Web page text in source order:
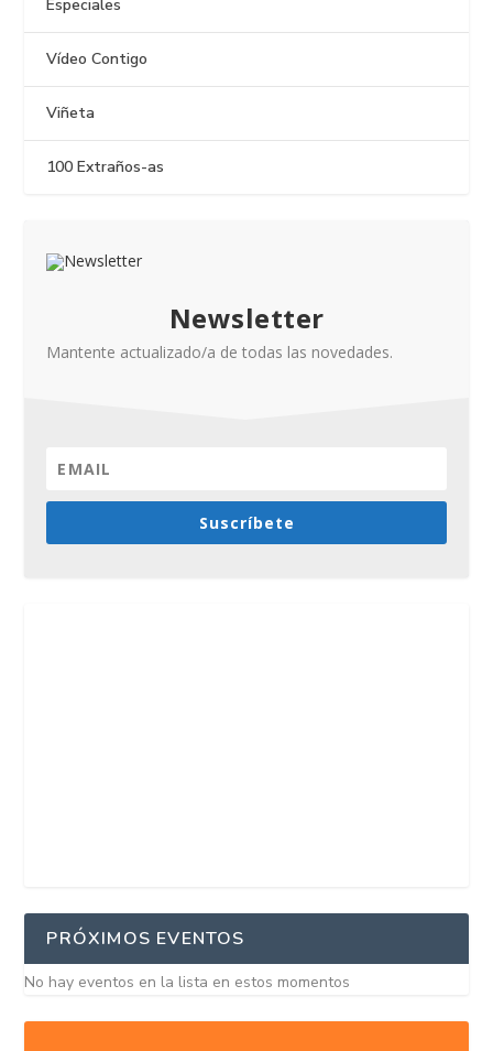
Especiales
Vídeo Contigo
Viñeta
100 Extraños-as
Newsletter
Mantente actualizado/a de todas las novedades.
Suscríbete
PRÓXIMOS EVENTOS
No hay eventos en la lista en estos momentos